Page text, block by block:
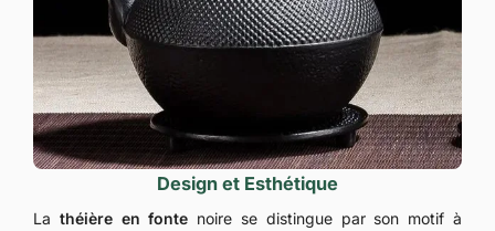
Design et Esthétique
La théière en fonte noire se distingue par son motif à